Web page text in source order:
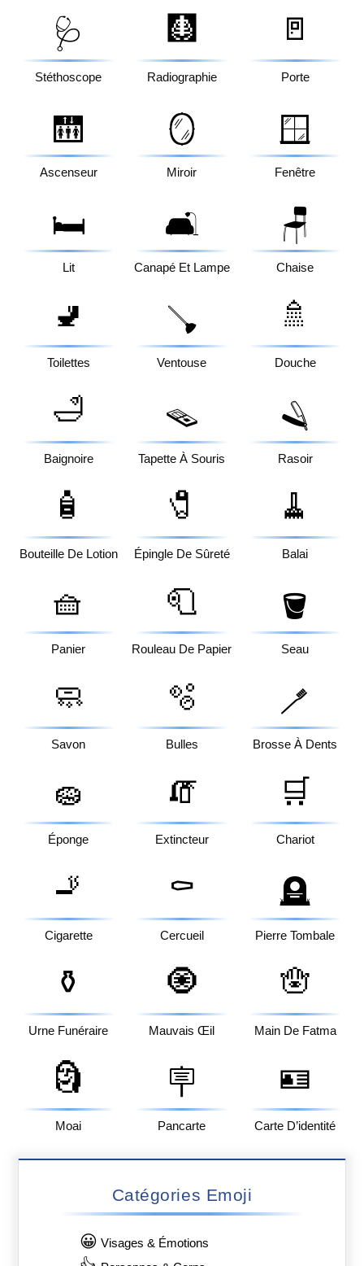
🩺
Stéthoscope
🩻
Radiographie
🚪
Porte
🛗
Ascenseur
🪞
Miroir
🪟
Fenêtre
🛏️
Lit
🛋️
Canapé Et Lampe
🪑
Chaise
🚽
Toilettes
🪠
Ventouse
🚿
Douche
🛁
Baignoire
🪤
Tapette À Souris
🪒
Rasoir
🧴
Bouteille De Lotion
🧷
Épingle De Sûreté
🧹
Balai
🧺
Panier
🧻
Rouleau De Papier
🪣
Seau
🧼
Savon
🫧
Bulles
🪥
Brosse À Dents
🧽
Éponge
🧯
Extincteur
🛒
Chariot
🚬
Cigarette
⚰️
Cercueil
🪦
Pierre Tombale
⚱️
Urne Funéraire
🧿
Mauvais Œil
🪬
Main De Fatma
🗿
Moai
🪧
Pancarte
🪪
Carte D’identité
Catégories Emoji
😀 Visages & Émotions